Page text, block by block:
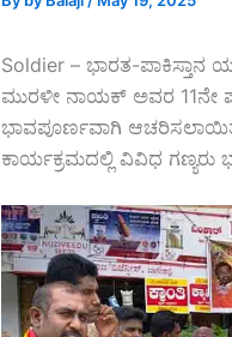
Soldier – ಭಾರತ-ಪಾಕಿಸ್ತಾನ
ಮುರಳೀ ನಾಯಕ್ ಅವರ 11ನೇ
ಭಾವಪೂರ್ಣವಾಗಿ
ಕಾರ್ಯಕ್ರಮದಲ್ಲಿ ವಿವಿಧ